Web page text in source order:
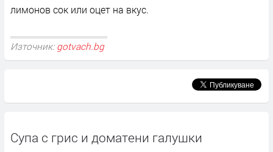
лимонов сок или оцет на вкус.
Източник: gotvach.bg
Супа с грис и доматени галушки